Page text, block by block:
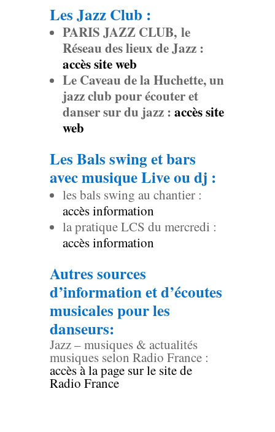
Les Jazz Club :
PARIS JAZZ CLUB, le
Réseau des lieux de Jazz :
accès site web
Le Caveau de la Huchette, un
jazz club pour écouter et
danser sur du jazz : accès site
web
Les Bals swing et bars
avec musique Live ou dj :
les bals swing au chantier :
accès information
la pratique LCS du mercredi :
accès information
Autres sources
d’information et d’écoutes
musicales pour les
danseurs:
Jazz – musiques & actualités
musiques selon Radio France :
accès à la page sur le site de
Radio France